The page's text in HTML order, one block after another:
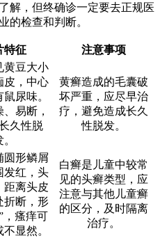
解，但终确诊一定要去正规医
的检查和判断。
特征 注意事项
黄豆大小
皮，中心
尿味。
易断，
久性脱
黄癣造成的毛囊破
坏严重，应尽早治
疗，避免造成长久
性脱发。
圆形鳞屑
发红，头
距离头皮
折断，形
，瘙痒可
显然。
白癣是儿童中较常
见的头癣类型，应
注意与其他儿童癣
的区分，及时隔离
治疗。